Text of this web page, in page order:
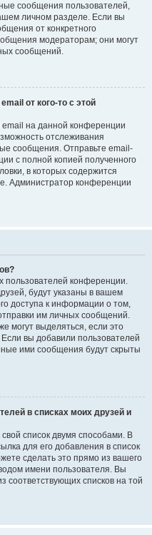
сообщения пользователей,
личном разделе. Если вы
от конкретного
модераторам; они могут
сообщений.
от кого-то с этой
на данной конференции
отслеживания
сообщения. Отправьте email-
с полной копией полученного
в которых содержится
Администратор конференции
пользователей конференции.
будут указаны в вашем
доступа к информации о том,
им личных сообщений.
могут выделяться, если это
вы добавили пользователей
ими сообщения будут скрыты
в списках моих друзей и
список двумя способами. В
для его добавления в список
сделать это прямо из вашего
имени пользователя. Вы
соответствующих списков на той